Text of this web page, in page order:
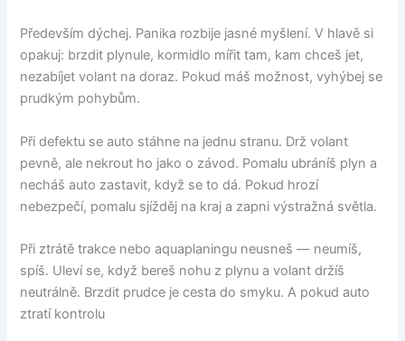
Především dýchej. Panika rozbije jasné myšlení. V hlavě si
opakuj: brzdit plynule, kormidlo mířit tam, kam chceš jet,
nezabíjet volant na doraz. Pokud máš možnost, vyhýbej se
prudkým pohybům.
Při defektu se auto stáhne na jednu stranu. Drž volant
pevně, ale nekrout ho jako o závod. Pomalu ubráníš plyn a
necháš auto zastavit, když se to dá. Pokud hrozí
nebezpečí, pomalu sjížděj na kraj a zapni výstražná světla.
Při ztrátě trakce nebo aquaplaningu neusneš — neumíš,
spíš. Uleví se, když bereš nohu z plynu a volant držíš
neutrálně. Brzdit prudce je cesta do smyku. A pokud auto
ztratí kontrolu